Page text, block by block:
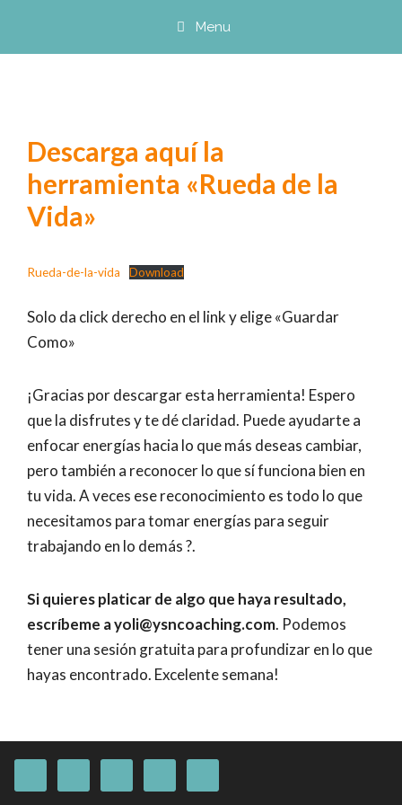
Menu
Descarga aquí la
herramienta «Rueda de la
Vida»
Rueda-de-la-vida Download
Solo da click derecho en el link y elige «Guardar
Como»
¡Gracias por descargar esta herramienta! Espero
que la disfrutes y te dé claridad. Puede ayudarte a
enfocar energías hacia lo que más deseas cambiar,
pero también a reconocer lo que sí funciona bien en
tu vida. A veces ese reconocimiento es todo lo que
necesitamos para tomar energías para seguir
trabajando en lo demás ?.
Si quieres platicar de algo que haya resultado,
escríbeme a yoli@ysncoaching.com. Podemos
tener una sesión gratuita para profundizar en lo que
hayas encontrado. Excelente semana!